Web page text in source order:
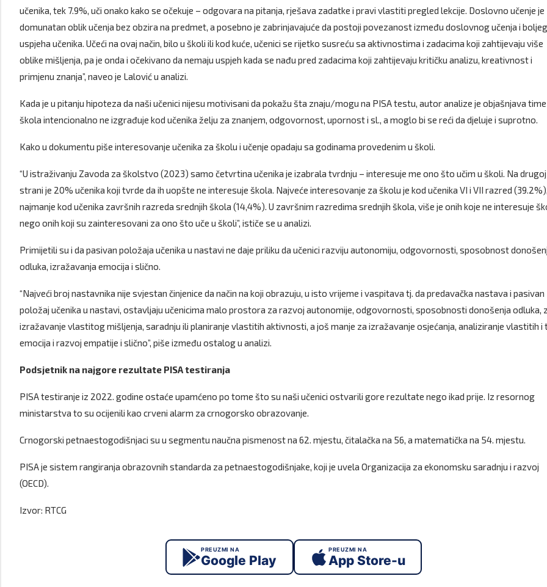
učenika, tek 7.9%, uči onako kako se očekuje – odgovara na pitanja, rješava zadatke i pravi vlastiti pregled lekcije. Doslovno učenje je
domunatan oblik učenja bez obzira na predmet, a posebno je zabrinjavajuće da postoji povezanost između doslovnog učenja i boljeg
uspjeha učenika. Učeći na ovaj način, bilo u školi ili kod kuće, učenici se rijetko susreću sa aktivnostima i zadacima koji zahtijevaju više
oblike mišljenja, pa je onda i očekivano da nemaju uspjeh kada se nađu pred zadacima koji zahtijevaju kritičku analizu, kreativnost i
primjenu znanja”, naveo je Lalović u analizi.
Kada je u pitanju hipoteza da naši učenici nijesu motivisani da pokažu šta znaju/mogu na PISA testu, autor analize je objašnjava time
škola intencionalno ne izgrađuje kod učenika želju za znanjem, odgovornost, upornost i sl., a moglo bi se reći da djeluje i suprotno.
Kako u dokumentu piše interesovanje učenika za školu i učenje opadaju sa godinama provedenim u školi.
“U istraživanju Zavoda za školstvo (2023) samo četvrtina učenika je izabrala tvrdnju – interesuje me ono što učim u školi. Na drugoj
strani je 20% učenika koji tvrde da ih uopšte ne interesuje škola. Najveće interesovanje za školu je kod učenika VI i VII razred
najmanje kod učenika završnih razreda srednjih škola (14,4%). U završnim razredima srednjih škola, više je onih koje ne interesuje
nego onih koji su zainteresovani za ono što uče u školi”, ističe se u analizi.
Primijetili su i da pasivan položaja učenika u nastavi ne daje priliku da učenici razviju autonomiju, odgovornosti, sposobnost
odluka, izražavanja emocija i slično.
“Najveći broj nastavnika nije svjestan činjenice da način na koji obrazuju, u isto vrijeme i vaspitava tj. da predavačka nastava i pasivan
položaj učenika u nastavi, ostavljaju učenicima malo prostora za razvoj autonomije, odgovornosti, sposobnosti donošenja odluka,
izražavanje vlastitog mišljenja, saradnju ili planiranje vlastitih aktivnosti, a još manje za izražavanje osjećanja, analiziranje vlastitih i
emocija i razvoj empatije i slično”, piše između ostalog u analizi.
Podsjetnik na najgore rezultate PISA testiranja
PISA testiranje iz 2022. godine ostaće upamćeno po tome što su naši učenici ostvarili gore rezultate nego ikad prije. Iz resornog
ministarstva to su ocijenili kao crveni alarm za crnogorsko obrazovanje.
Crnogorski petnaestogodišnjaci su u segmentu naučna pismenost na 62. mjestu, čitalačka na 56, a matematička na 54. mjestu.
PISA je sistem rangiranja obrazovnih standarda za petnaestogodišnjake, koji je uvela Organizacija za ekonomsku saradnju i razvoj
(OECD).
Izvor: RTCG
PREUZMI NA
Google Play
PREUZMI NA
App Store-u